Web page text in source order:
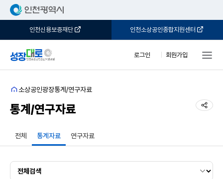
인천신용보증재단 인천소상공인종합지원센터
로그인 회원가입
홈
소상공인광장통계/연구자료
통계/연구자료 공
전체 통계자료 연구자료